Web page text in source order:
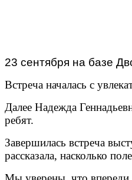
23 сентября на базе
Встреча началась с
Далее Надежда
ребят.
Завершилась встреча
рассказала, насколько